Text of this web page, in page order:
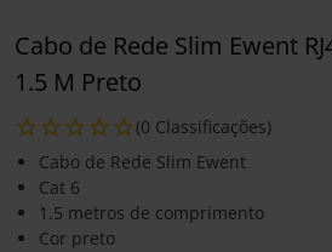
Cabo de Rede Slim Ewent
1.5 M Preto
(0 Classificações)
Cabo de Rede Slim Ewent
Cat 6
1.5 metros de comprimento
Cor preto